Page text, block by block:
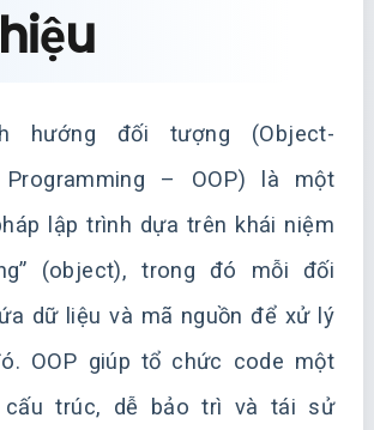
hướng đối tượng (Object-
Programming – OOP) là một
lập trình dựa trên khái niệm
(object), trong đó mỗi đối
dữ liệu và mã nguồn để xử lý
OOP giúp tổ chức code một
trúc, dễ bảo trì và tái sử